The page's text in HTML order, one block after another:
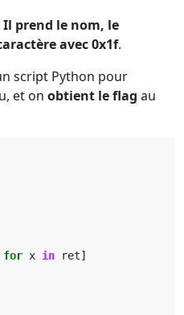
Il prend le nom, le
avec 0x1f.
script Python pour
et on obtient le flag au
for x in ret]